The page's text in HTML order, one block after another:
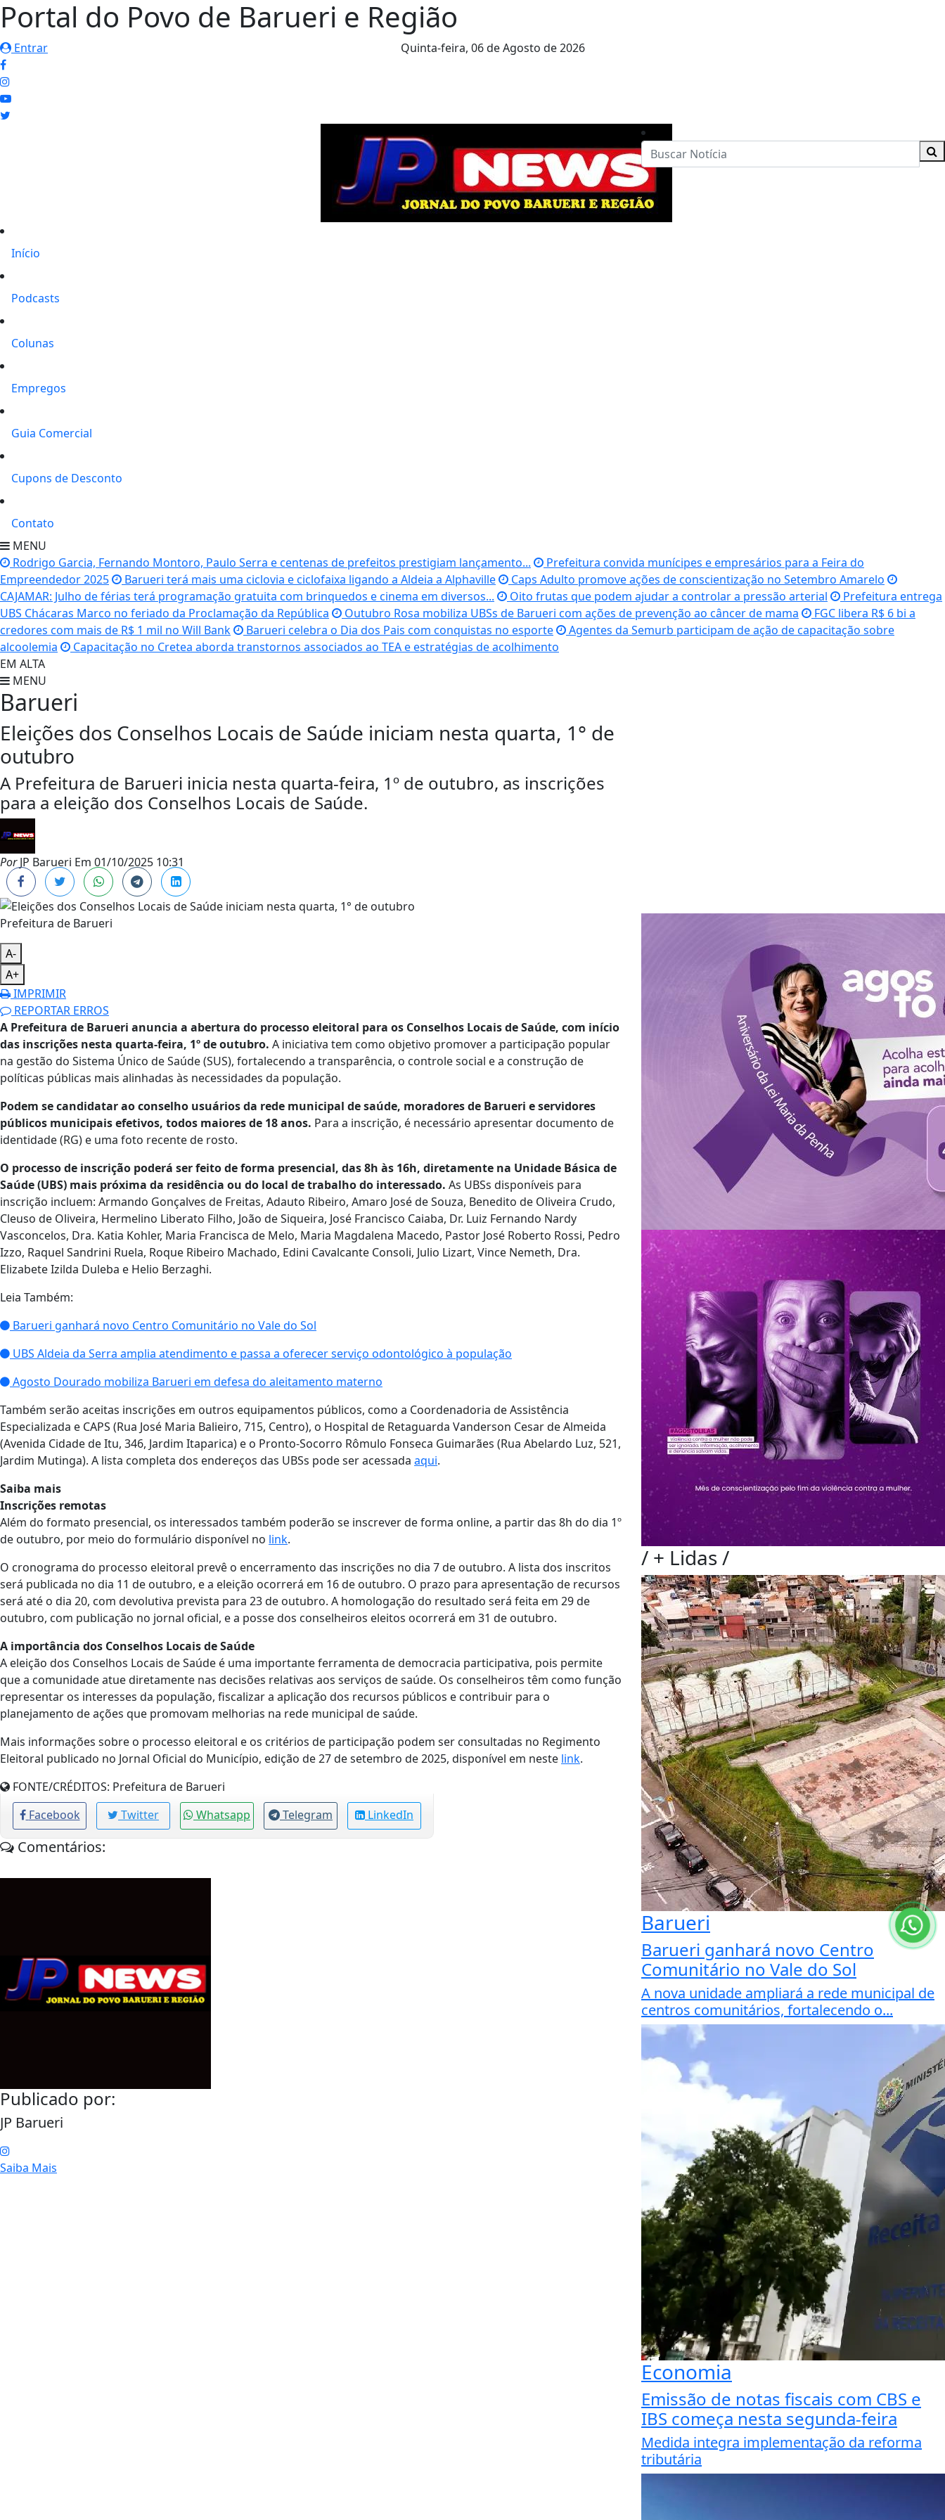
Portal do Povo de Barueri e Região
Entrar Quinta-feira, 06 de Agosto de 2026
Início
Podcasts
Colunas
Empregos
Guia Comercial
Cupons de Desconto
Contato
MENU
Rodrigo Garcia, Fernando Montoro, Paulo Serra e centenas de prefeitos prestigiam lançamento...
Prefeitura convida munícipes e empresários para a Feira do
Empreendedor 2025
Barueri terá mais uma ciclovia e ciclofaixa ligando a Aldeia a Alphaville
Caps Adulto promove ações de conscientização no Setembro Amarelo
CAJAMAR: Julho de férias terá programação gratuita com brinquedos e cinema em diversos...
Oito frutas que podem ajudar a controlar a pressão arterial
Prefeitura entrega
UBS Chácaras Marco no feriado da Proclamação da República
Outubro Rosa mobiliza UBSs de Barueri com ações de prevenção ao câncer de mama
FGC libera R$ 6 bi a
credores com mais de R$ 1 mil no Will Bank
Barueri celebra o Dia dos Pais com conquistas no esporte
Agentes da Semurb participam de ação de capacitação sobre
alcoolemia
Capacitação no Cretea aborda transtornos associados ao TEA e estratégias de acolhimento
EM ALTA
MENU
Barueri
Eleições dos Conselhos Locais de Saúde iniciam nesta quarta, 1° de
outubro
A Prefeitura de Barueri inicia nesta quarta-feira, 1º de outubro, as inscrições
para a eleição dos Conselhos Locais de Saúde.
PorJP Barueri Em 01/10/2025 10:31
Prefeitura de Barueri
A-
A+
IMPRIMIR
REPORTAR ERROS
A Prefeitura de Barueri anuncia a abertura do processo eleitoral para os Conselhos Locais de Saúde, com início
das inscrições nesta quarta-feira, 1º de outubro. A iniciativa tem como objetivo promover a participação popular
na gestão do Sistema Único de Saúde (SUS), fortalecendo a transparência, o controle social e a construção de
políticas públicas mais alinhadas às necessidades da população.
Podem se candidatar ao conselho usuários da rede municipal de saúde, moradores de Barueri e servidores
públicos municipais efetivos, todos maiores de 18 anos. Para a inscrição, é necessário apresentar documento de
identidade (RG) e uma foto recente de rosto.
O processo de inscrição poderá ser feito de forma presencial, das 8h às 16h, diretamente na Unidade Básica de
Saúde (UBS) mais próxima da residência ou do local de trabalho do interessado. As UBSs disponíveis para
inscrição incluem: Armando Gonçalves de Freitas, Adauto Ribeiro, Amaro José de Souza, Benedito de Oliveira Crudo,
Cleuso de Oliveira, Hermelino Liberato Filho, João de Siqueira, José Francisco Caiaba, Dr. Luiz Fernando Nardy
Vasconcelos, Dra. Katia Kohler, Maria Francisca de Melo, Maria Magdalena Macedo, Pastor José Roberto Rossi, Pedro
Izzo, Raquel Sandrini Ruela, Roque Ribeiro Machado, Edini Cavalcante Consoli, Julio Lizart, Vince Nemeth, Dra.
Elizabete Izilda Duleba e Helio Berzaghi.
Leia Também:
Barueri ganhará novo Centro Comunitário no Vale do Sol
UBS Aldeia da Serra amplia atendimento e passa a oferecer serviço odontológico à população
Agosto Dourado mobiliza Barueri em defesa do aleitamento materno
Também serão aceitas inscrições em outros equipamentos públicos, como a Coordenadoria de Assistência
Especializada e CAPS (Rua José Maria Balieiro, 715, Centro), o Hospital de Retaguarda Vanderson Cesar de Almeida
(Avenida Cidade de Itu, 346, Jardim Itaparica) e o Pronto-Socorro Rômulo Fonseca Guimarães (Rua Abelardo Luz, 521,
Jardim Mutinga). A lista completa dos endereços das UBSs pode ser acessada aqui.
Saiba mais
Inscrições remotas
Além do formato presencial, os interessados também poderão se inscrever de forma online, a partir das 8h do dia 1º
de outubro, por meio do formulário disponível no link.
O cronograma do processo eleitoral prevê o encerramento das inscrições no dia 7 de outubro. A lista dos inscritos
será publicada no dia 11 de outubro, e a eleição ocorrerá em 16 de outubro. O prazo para apresentação de recursos
será até o dia 20, com devolutiva prevista para 23 de outubro. A homologação do resultado será feita em 29 de
outubro, com publicação no jornal oficial, e a posse dos conselheiros eleitos ocorrerá em 31 de outubro.
A importância dos Conselhos Locais de Saúde
A eleição dos Conselhos Locais de Saúde é uma importante ferramenta de democracia participativa, pois permite
que a comunidade atue diretamente nas decisões relativas aos serviços de saúde. Os conselheiros têm como função
representar os interesses da população, fiscalizar a aplicação dos recursos públicos e contribuir para o
planejamento de ações que promovam melhorias na rede municipal de saúde.
Mais informações sobre o processo eleitoral e os critérios de participação podem ser consultadas no Regimento
Eleitoral publicado no Jornal Oficial do Município, edição de 27 de setembro de 2025, disponível em neste link.
FONTE/CRÉDITOS: Prefeitura de Barueri
Facebook
Twitter Whatsapp Telegram LinkedIn
Comentários:
Publicado por:
JP Barueri
Saiba Mais
/ + Lidas/
Barueri
Barueri ganhará novo Centro
Comunitário no Vale do Sol
A nova unidade ampliará a rede municipal de
centros comunitários, fortalecendo o...
Economia
Emissão de notas fiscais com CBS e
IBS começa nesta segunda-feira
Medida integra implementação da reforma
tributária